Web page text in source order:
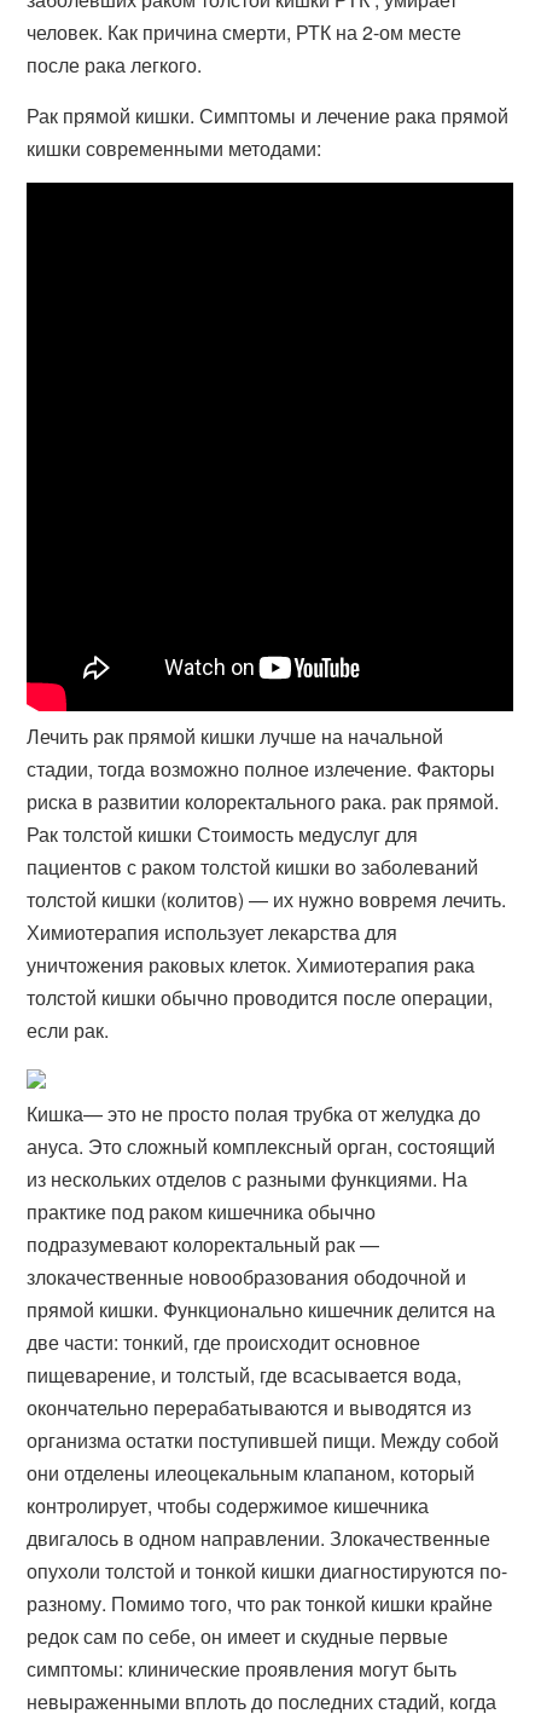
человек. Как причина смерти, РТК на 2-ом месте
после рака легкого.
Рак прямой кишки. Симптомы и лечение рака прямой
кишки современными методами:
Лечить рак прямой кишки лучше на начальной
стадии, тогда возможно полное излечение. Факторы
риска в развитии колоректального рака. рак прямой.
Рак толстой кишки Стоимость медуслуг для
пациентов с раком толстой кишки во заболеваний
толстой кишки (колитов) — их нужно вовремя лечить.
Химиотерапия использует лекарства для
уничтожения раковых клеток. Химиотерапия рака
толстой кишки обычно проводится после операции,
если рак.
Кишка— это не просто полая трубка от желудка до
ануса. Это сложный комплексный орган, состоящий
из нескольких отделов с разными функциями. На
практике под раком кишечника обычно
подразумевают колоректальный рак —
злокачественные новообразования ободочной и
прямой кишки. Функционально кишечник делится на
две части: тонкий, где происходит основное
пищеварение, и толстый, где всасывается вода,
окончательно перерабатываются и выводятся из
организма остатки поступившей пищи. Между собой
они отделены илеоцекальным клапаном, который
контролирует, чтобы содержимое кишечника
двигалось в одном направлении. Злокачественные
опухоли толстой и тонкой кишки диагностируются по-
разному. Помимо того, что рак тонкой кишки крайне
редок сам по себе, он имеет и скудные первые
симптомы: клинические проявления могут быть
невыраженными вплоть до последних стадий, когда